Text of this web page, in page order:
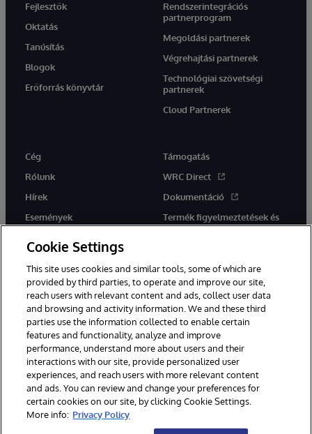
Fejlesztők
Oktatás
Tanúsítás
Blogok
Erőforrás könyvtár
Rendszerintegrációs
partnerprogram
Megoldási partnerek
Végrehajtási partnerek
Technológiai szövetségi
partnerek
Cloud Partnerek
Cég
Rólunk
Hírek
Események
Támogatás
WRC Direct
Dokumentáció
Termék figyelmeztetések és
tanácsok
Ez a weboldal gépi fordítást használ. Bármilyen fordítási konfliktus
esetén az oldal angol nyelvű változata élvez elsőbbséget.
© 1996-2026 InterSystems Corporation, Boston, MA. Minden jog
fenntartva.
Értesítések/Feltételek és feltételek
Adatvédelmi nyilatkozat
Garancia
Hozzáférhetőség
Cookie Settings
This site uses cookies and similar tools, some of which are
provided by third parties, to operate and improve our site,
reach users with relevant content and ads, collect user data
and browsing and activity information. We and these third
parties use the information collected to enable certain
features and functionality, analyze and improve
performance, understand more about users and their
interactions with our site, provide personalized user
experiences, and reach users with more relevant content
and ads. You can review and change your preferences for
certain cookies on our site, by clicking Cookie Settings.
More info: Privacy Policy